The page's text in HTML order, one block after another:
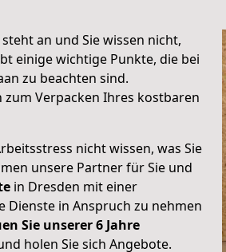
an und Sie wissen nicht,
einige wichtige Punkte, die bei
zu beachten sind.
Verpacken Ihres kostbaren
nicht wissen, was Sie
unsere Partner für Sie und
in Dresden mit einer
Dienste in Anspruch zu nehmen
Sie unserer 6 Jahre
holen Sie sich Angebote.